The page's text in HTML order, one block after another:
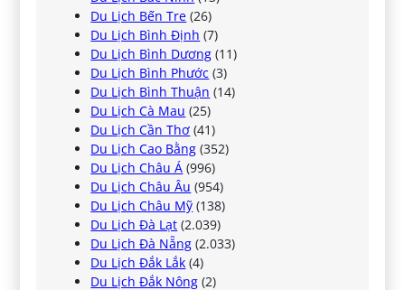
Du Lịch Bến Tre (26)
Du Lịch Bình Định (7)
Du Lịch Bình Dương (11)
Du Lịch Bình Phước (3)
Du Lịch Bình Thuận (14)
Du Lịch Cà Mau (25)
Du Lịch Cần Thơ (41)
Du Lịch Cao Bằng (352)
Du Lịch Châu Á (996)
Du Lịch Châu Âu (954)
Du Lịch Châu Mỹ (138)
Du Lịch Đà Lạt (2.039)
Du Lịch Đà Nẵng (2.033)
Du Lịch Đắk Lắk (4)
Du Lịch Đắk Nông (2)